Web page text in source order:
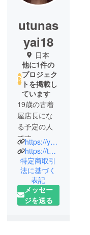
utunas
yai18
日本
他に1件の
プロジェク
トを掲載し
ています
19歳の古着
屋店長にな
る予定の人
です。
店員さんに
話しかけら
れないお店
づくりにぜ
ひご協力く
ださい♬
https://youtube.com/@user-genzaihikomori210?si=IPcuX_6VIJhLtMoi
https://twitter.com/hshdufjxja
特定商取引
法に基づく
表記
メッセー
ジを送る